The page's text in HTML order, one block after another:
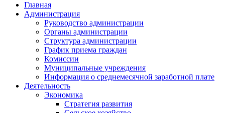
Главная
Администрация
Руководство администрации
Органы администрации
Структура администрации
График приема граждан
Комиссии
Муниципальные учреждения
Информация о среднемесячной заработной плате
Деятельность
Экономика
Стратегия развития